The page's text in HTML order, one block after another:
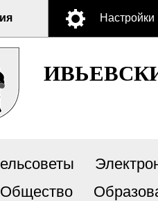
Настройки
Общество